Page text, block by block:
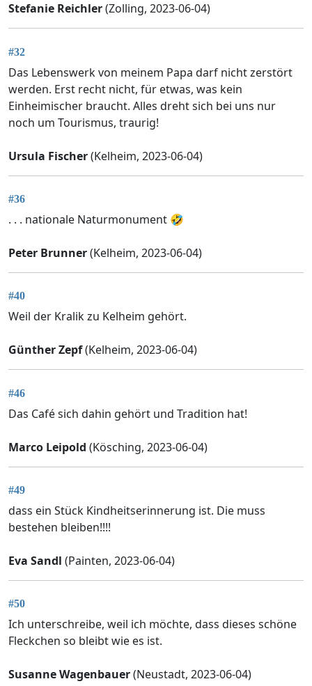
Stefanie Reichler(Zolling, 2023-06-04)
#32
Das Lebenswerk von meinem Papa darf nicht zerstört
werden. Erst recht nicht, für etwas, was kein
Einheimischer braucht. Alles dreht sich bei uns nur
noch um Tourismus, traurig!
Ursula Fischer(Kelheim, 2023-06-04)
#36
. . . nationale Naturmonument 🤣
Peter Brunner(Kelheim, 2023-06-04)
#40
Weil der Kralik zu Kelheim gehört.
Günther Zepf(Kelheim, 2023-06-04)
#46
Das Café sich dahin gehört und Tradition hat!
Marco Leipold (Kösching, 2023-06-04)
#49
dass ein Stück Kindheitserinnerung ist. Die muss
bestehen bleiben!!!!
Eva Sandl (Painten, 2023-06-04)
#50
Ich unterschreibe, weil ich möchte, dass dieses schöne
Fleckchen so bleibt wie es ist.
Susanne Wagenbauer(Neustadt, 2023-06-04)